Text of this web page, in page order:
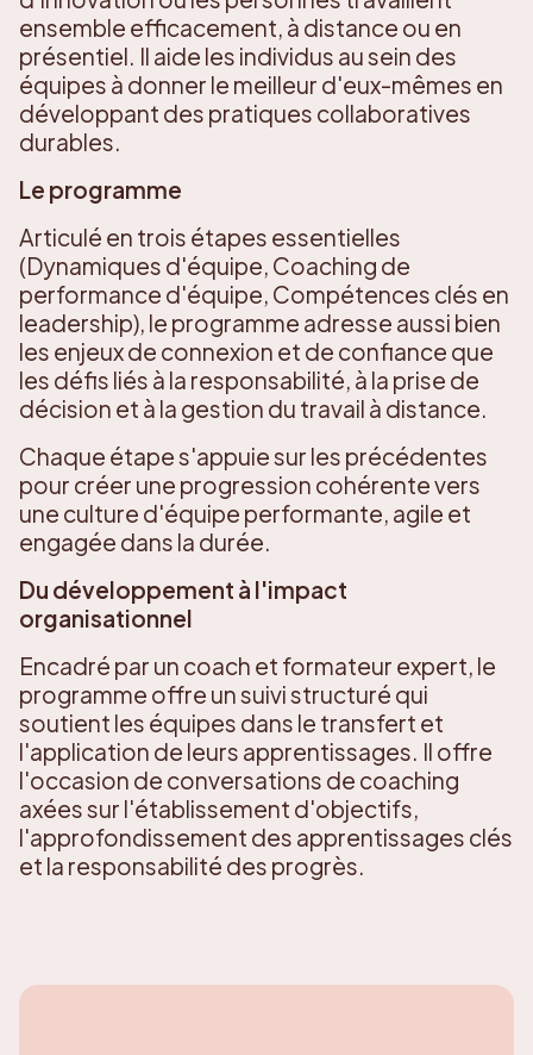
ensemble efficacement, à distance ou en
présentiel. Il aide les individus au sein des
équipes à donner le meilleur d'eux-mêmes en
développant des pratiques collaboratives
durables.
Le programme
Articulé en trois étapes essentielles
(Dynamiques d'équipe, Coaching de
performance d'équipe, Compétences clés en
leadership), le programme adresse aussi bien
les enjeux de connexion et de confiance que
les défis liés à la responsabilité, à la prise de
décision et à la gestion du travail à distance.
Chaque étape s'appuie sur les précédentes
pour créer une progression cohérente vers
une culture d'équipe performante, agile et
engagée dans la durée.
Du développement à l'impact
organisationnel
Encadré par un coach et formateur expert, le
programme offre un suivi structuré qui
soutient les équipes dans le transfert et
l'application de leurs apprentissages. Il offre
l'occasion de conversations de coaching
axées sur l'établissement d'objectifs,
l'approfondissement des apprentissages clés
et la responsabilité des progrès.